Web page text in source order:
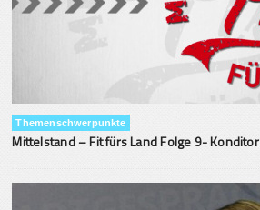
Themenschwerpunkte
Mittelstand – Fit fürs Land Folge 9- Konditor